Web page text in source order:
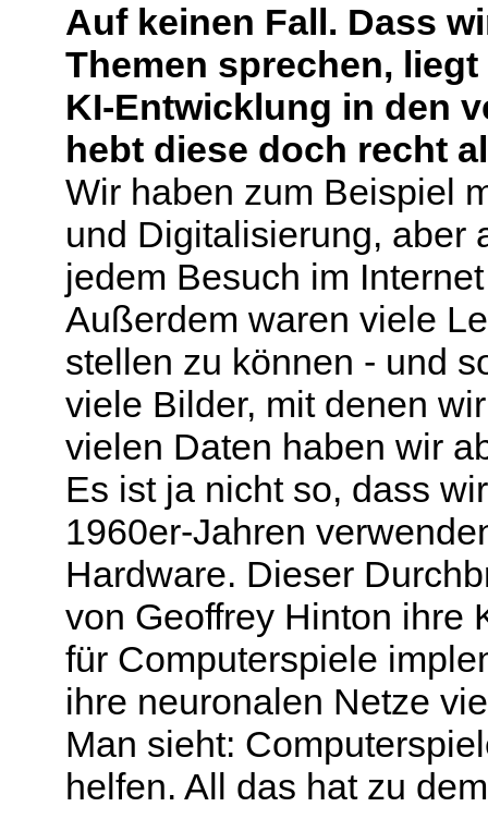
Auf keinen Fall. Dass
Themen sprechen,
KI-Entwicklung in den
hebt diese doch recht
Wir haben zum Beispiel
und Digitalisierung, aber
jedem Besuch im
Außerdem waren viele
stellen zu können - und
viele Bilder, mit denen
vielen Daten haben wir
Es ist ja nicht so, dass
1960er-Jahren
Hardware. Dieser
von Geoffrey Hinton ihre
für Computerspiele
ihre neuronalen Netze
Man sieht:
helfen. All das hat zu